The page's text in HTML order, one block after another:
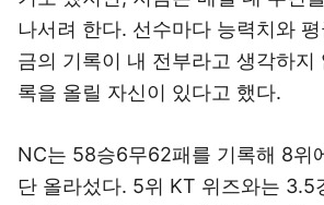
나서려 한다. 선수마다 능력치와
금의 기록이 내 전부라고 생각하지
록을 올릴 자신이 있다고 했다.
NC는 58승6무62패를 기록해 8위
단 올라섰다. 5위 KT 위즈와는 3.5